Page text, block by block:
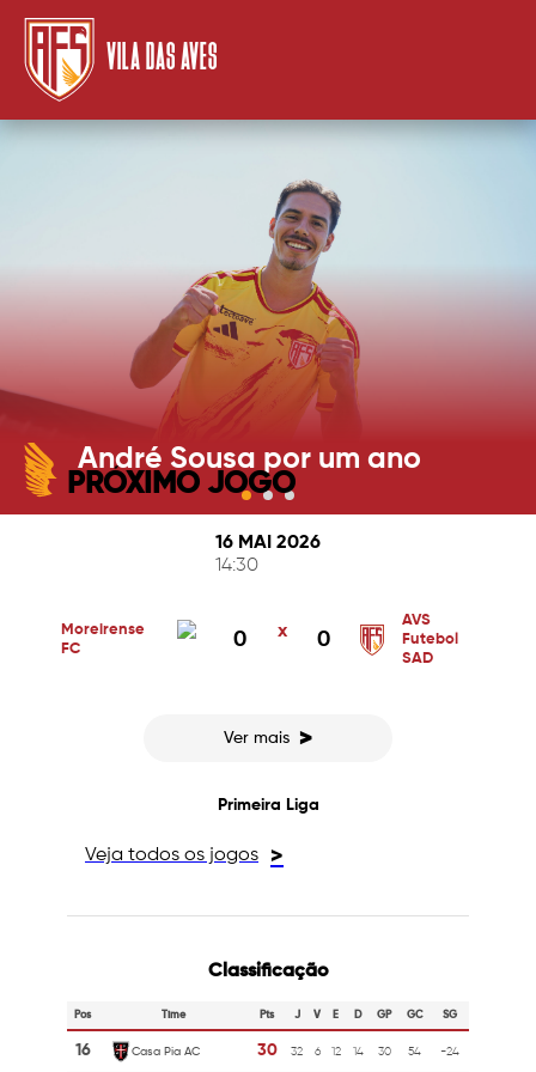
VILA DAS AVES
André Sousa por um ano
PRÓXIMO JOGO
16 MAI 2026
14:30
Moreirense
FC
0 x 0
AVS
Futebol
SAD
Ver mais >
Primeira Liga
Veja todos os jogos >
Classificação
Pos Time Pts J V E D GP GC SG
16 Casa Pia AC 30 32 6 12 14 30 54 -24